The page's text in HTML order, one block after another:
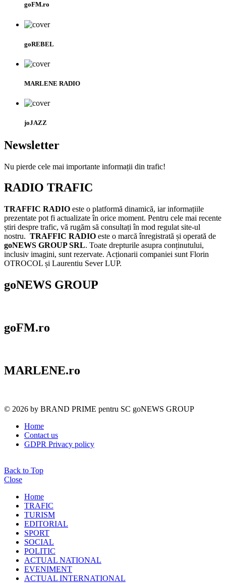
goFM.ro
goREBEL
MARLENE RADIO
joJAZZ
Newsletter
Nu pierde cele mai importante informații din trafic!
RADIO TRAFIC
TRAFFIC RADIO este o platformă dinamică, iar informațiile
prezentate pot fi actualizate în orice moment. Pentru cele mai recente
știri despre trafic, vă rugăm să consultați în mod regulat site-ul
nostru. TRAFFIC RADIO este o marcă înregistrată și operată de
goNEWS GROUP SRL. Toate drepturile asupra conținutului,
inclusiv imagini, sunt rezervate. Acționarii companiei sunt Florin
OTROCOL și Laurentiu Sever LUP.
goNEWS GROUP
goFM.ro
MARLENE.ro
© 2026 by BRAND PRIME pentru SC goNEWS GROUP
Home
Contact us
GDPR Privacy policy
Back to Top
Close
Home
TRAFIC
TURISM
EDITORIAL
SPORT
SOCIAL
POLITIC
ACTUAL NATIONAL
EVENIMENT
ACTUAL INTERNATIONAL